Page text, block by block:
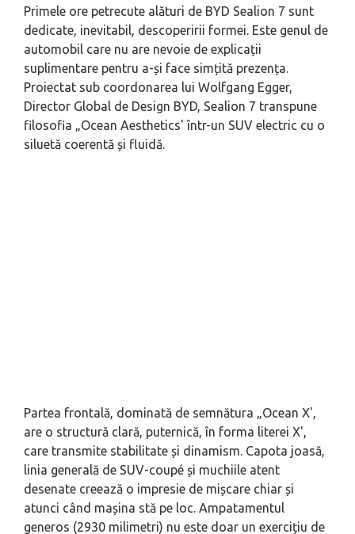
Primele ore petrecute alături de BYD Sealion 7 sunt
dedicate, inevitabil, descoperirii formei. Este genul de
automobil care nu are nevoie de explicații
suplimentare pentru a-și face simțită prezența.
Proiectat sub coordonarea lui Wolfgang Egger,
Director Global de Design BYD, Sealion 7 transpune
filosofia „Ocean Aesthetics' într-un SUV electric cu o
siluetă coerentă și fluidă.
Partea frontală, dominată de semnătura „Ocean X',
are o structură clară, puternică, în forma literei X',
care transmite stabilitate și dinamism. Capota joasă,
linia generală de SUV-coupé și muchiile atent
desenate creează o impresie de mișcare chiar și
atunci când mașina stă pe loc. Ampatamentul
generos (2930 milimetri) nu este doar un exercițiu de